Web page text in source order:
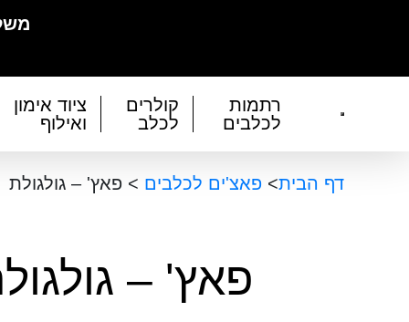
רתמות
לכלבים
קולרים
לכלב
ציוד אימון
ואילוף
דף הבית> פאצ'ים לכלבים > פאץ' – גולגולת
פאץ' –